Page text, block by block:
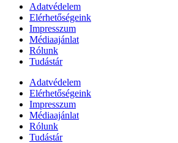
Adatvédelem
Elérhetőségeink
Impresszum
Médiaajánlat
Rólunk
Tudástár
Adatvédelem
Elérhetőségeink
Impresszum
Médiaajánlat
Rólunk
Tudástár